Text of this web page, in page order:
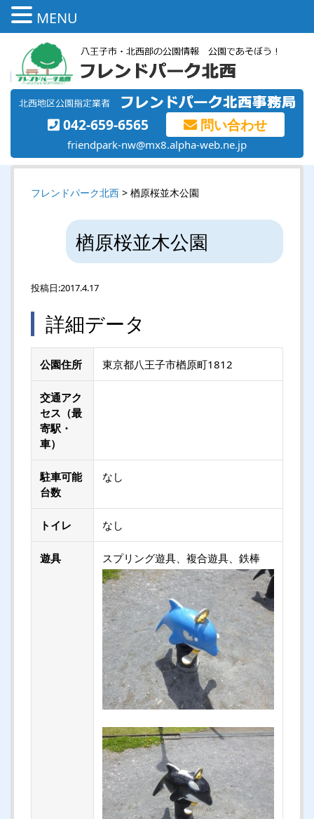
042-659-6565 問い合わせ
friendpark-nw@mx8.alpha-web.ne.jp
フレンドパーク北西 > 楢原桜並木公園
楢原桜並木公園
投稿日:2017.4.17
詳細データ
公園住所 東京都八王子市楢原町1812
交通アク
セス（最
寄駅・
車）
駐車可能
台数
なし
トイレ なし
遊具 スプリング遊具、複合遊具、鉄棒
MENU